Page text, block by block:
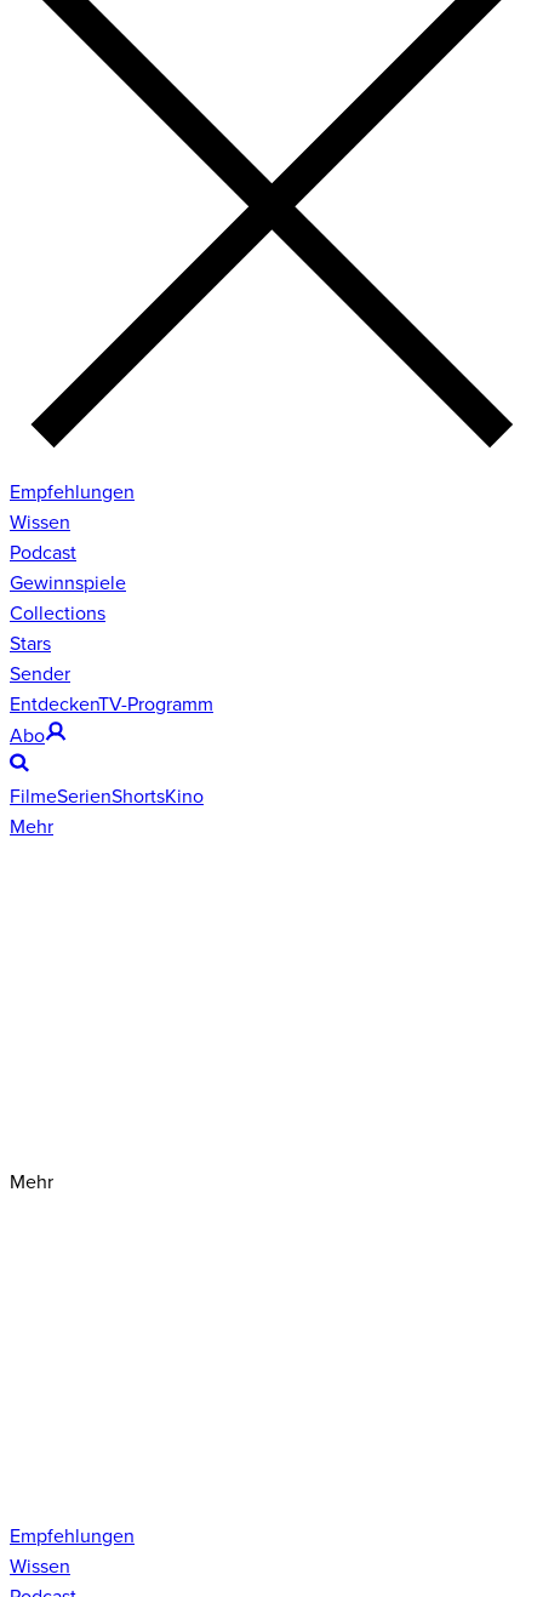
Empfehlungen
Wissen
Podcast
Gewinnspiele
Collections
Stars
Sender
EntdeckenTV-Programm
Abo
FilmeSerienShortsKino
Mehr
Mehr
Empfehlungen
Wissen